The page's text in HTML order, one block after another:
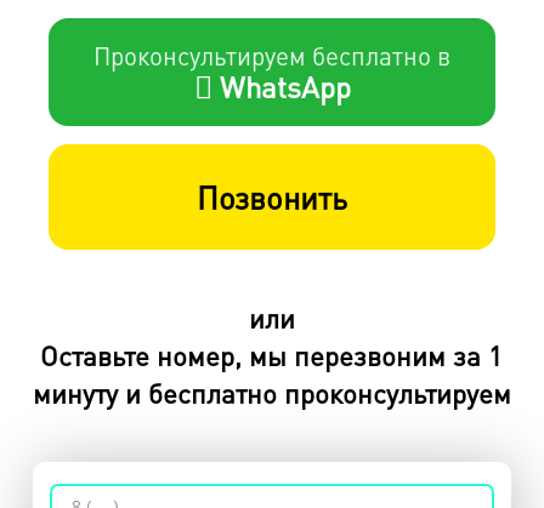
Проконсультируем бесплатно в
WhatsApp
Позвонить
или
Оставьте номер, мы перезвоним за 1
минуту и бесплатно проконсультируем